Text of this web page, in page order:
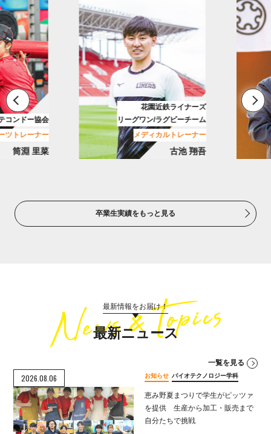
筒淵 里菜
ツトレーナー
コンドー協会
古池 翔吾
メディカルトレーナー
花園近鉄ライナーズ
リーグワン/ラグビーチーム
卒業生実績をもっと見る
最新情報をお届け！
最新ニュース
一覧を見る
2026.08.06
恵み野夏まつりで学生がピッツァ
を提供 生産から加工・販売まで
自分たちで挑戦
お知らせ バイオテクノロジー学科